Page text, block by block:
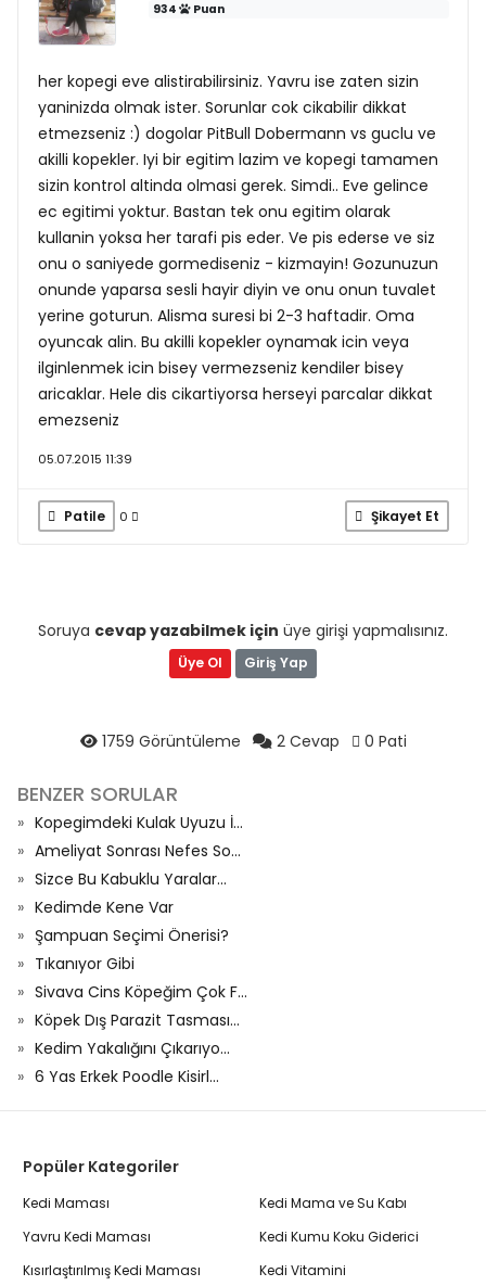
934 Puan
her kopegi eve alistirabilirsiniz. Yavru ise zaten sizin
yaninizda olmak ister. Sorunlar cok cikabilir dikkat
etmezseniz :) dogolar PitBull Dobermann vs guclu ve
akilli kopekler. Iyi bir egitim lazim ve kopegi tamamen
sizin kontrol altinda olmasi gerek. Simdi.. Eve gelince
ec egitimi yoktur. Bastan tek onu egitim olarak
kullanin yoksa her tarafi pis eder. Ve pis ederse ve siz
onu o saniyede gormediseniz - kizmayin! Gozunuzun
onunde yaparsa sesli hayir diyin ve onu onun tuvalet
yerine goturun. Alisma suresi bi 2-3 haftadir. Oma
oyuncak alin. Bu akilli kopekler oynamak icin veya
ilginlenmek icin bisey vermezseniz kendiler bisey
aricaklar. Hele dis cikartiyorsa herseyi parcalar dikkat
emezseniz
05.07.2015 11:39
Patile 0 Şikayet Et
Soruya cevap yazabilmek için üye girişi yapmalısınız.
Üye Ol Giriş Yap
1759 Görüntüleme 2 Cevap 0 Pati
BENZER SORULAR
Kopegimdeki Kulak Uyuzu İ...
Ameliyat Sonrası Nefes So...
Sizce Bu Kabuklu Yaralar...
Kedimde Kene Var
Şampuan Seçimi Önerisi?
Tıkanıyor Gibi
Sivava Cins Köpeğim Çok F...
Köpek Dış Parazit Tasması...
Kedim Yakalığını Çıkarıyo...
6 Yas Erkek Poodle Kisirl...
Popüler Kategoriler
Kedi Maması
Yavru Kedi Maması
Kısırlaştırılmış Kedi Maması
Kedi Mama ve Su Kabı
Kedi Kumu Koku Giderici
Kedi Vitamini